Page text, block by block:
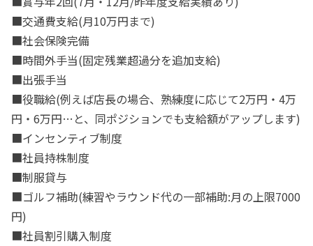
■交通費支給(月10万円まで)
■社会保険完備
■時間外手当(固定残業超過分を追加支給)
■出張手当
■役職給(例えば店長の場合、熟練度に応じて2万円・4万
円・6万円…と、同ポジションでも支給額がアップします)
■インセンティブ制度
■社員持株制度
■制服貸与
■ゴルフ補助(練習やラウンド代の一部補助:月の上限7000
円)
■社員割引購入制度